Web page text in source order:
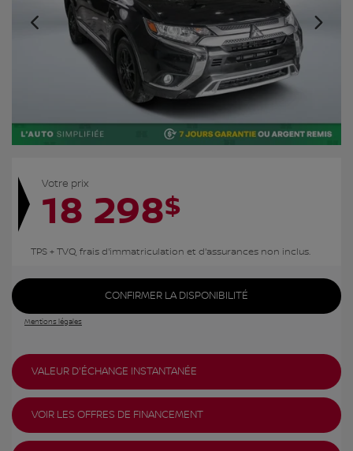
Votre prix
18 298$
TPS + TVQ, frais d'immatriculation et d'assurances non inclus.
CONFIRMER LA DISPONIBILITÉ
Mentions légales
VALEUR D'ÉCHANGE INSTANTANÉE
VOIR LES OFFRES DE FINANCEMENT